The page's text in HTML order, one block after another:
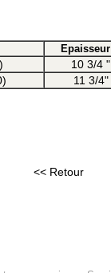
Epaisseur
10 3/4 "
11 3/4"
<< Retour